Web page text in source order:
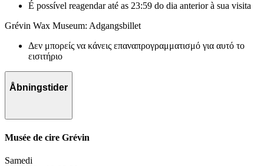
É possível reagendar até as 23:59 do dia anterior à sua visita
Grévin Wax Museum: Adgangsbillet
Δεν μπορείς να κάνεις επαναπρογραμματισμό για αυτό το
εισιτήριο
Åbningstider
Musée de cire Grévin
Samedi